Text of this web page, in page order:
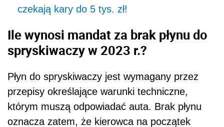
czekają kary do 5 tys. zł!
Ile wynosi mandat za brak płynu do
spryskiwaczy w 2023 r.?
Płyn do spryskiwaczy jest wymagany przez
przepisy określające warunki techniczne,
którym muszą odpowiadać auta. Brak płynu
oznacza zatem, że kierowca na początek